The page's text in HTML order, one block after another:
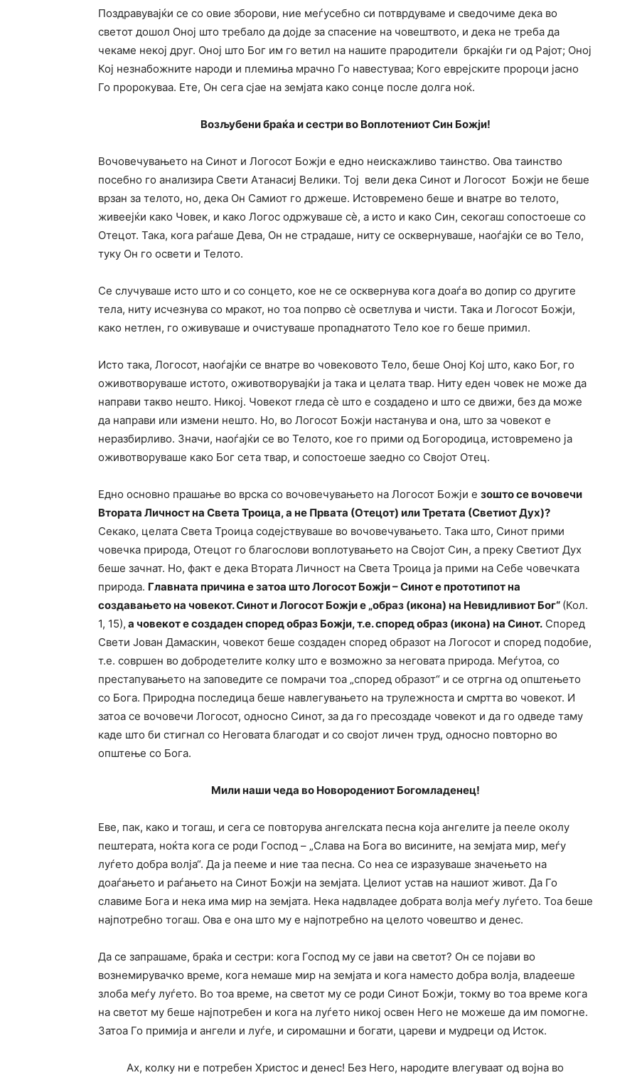
Поздравувајќи се со овие зборови, ние меѓусебно си потврдуваме и сведочиме дека во
светот дошол Оној што требало да дојде за спасение на човештвото, и дека не треба да
чекаме некој друг. Оној што Бог им го ветил на нашите прародители бркајќи ги од Рајот; Оној
Кој незнабожните народи и племиња мрачно Го навестуваа; Кого еврејските пророци јасно
Го пророкуваа. Ете, Он сега сјае на земјата како сонце после долга ноќ.
Возљубени браќа и сестри во Воплотениот Син Божји!
Вочовечувањето на Синот и Логосот Божји е едно неискажливо таинство. Ова таинство
посебно го анализира Свети Атанасиј Велики. Тој вели дека Синот и Логосот Божји не беше
врзан за телото, но, дека Он Самиот го држеше. Истовремено беше и внатре во телото,
живеејќи како Човек, и како Логос одржуваше сè, а исто и како Син, секогаш сопостоеше со
Отецот. Така, кога раѓаше Дева, Он не страдаше, ниту се осквернуваше, наоѓајќи се во Тело,
туку Он го освети и Телото.
Се случуваше исто што и со сонцето, кое не се осквернува кога доаѓа во допир со другите
тела, ниту исчезнува со мракот, но тоа попрво сè осветлува и чисти. Така и Логосот Божји,
како нетлен, го оживуваше и очистуваше пропаднатото Тело кое го беше примил.
Исто така, Логосот, наоѓајќи се внатре во човековото Тело, беше Оној Кој што, како Бог, го
оживотворуваше истото, оживотворувајќи ја така и целата твар. Ниту еден човек не може да
направи такво нешто. Никој. Човекот гледа сè што е создадено и што се движи, без да може
да направи или измени нешто. Но, во Логосот Божји настанува и она, што за човекот е
неразбирливо. Значи, наоѓајќи се во Телото, кое го прими од Богородица, истовремено ја
оживотворуваше како Бог сета твар, и сопостоеше заедно со Својот Отец.
Едно основно прашање во врска со вочовечувањето на Логосот Божји е зошто се вочовечи
Втората Личност на Света Троица, а не Првата (Отецот) или Третата (Светиот Дух)?
Секако, целата Света Троица содејствуваше во вочовечувањето. Така што, Синот прими
човечка природа, Отецот го благослови воплотувањето на Својот Син, а преку Светиот Дух
беше зачнат. Но, факт е дека Втората Личност на Света Троица ја прими на Себе човечката
природа. Главната причина е затоа што Логосот Божји – Синот е прототипот на
создавањето на човекот. Синот и Логосот Божји е „образ (икона) на Невидливиот Бог“ (Кол.
1, 15), а човекот е создаден според образ Божји, т.е. според образ (икона) на Синот. Според
Свети Јован Дамаскин, човекот беше создаден според образот на Логосот и според подобие,
т.е. совршен во добродетелите колку што е возможно за неговата природа. Меѓутоа, со
престапувањето на заповедите се помрачи тоа „според образот“ и се отргна од општењето
со Бога. Природна последица беше навлегувањето на трулежноста и смртта во човекот. И
затоа се вочовечи Логосот, односно Синот, за да го пресоздаде човекот и да го одведе таму
каде што би стигнал со Неговата благодат и со својот личен труд, односно повторно во
општење со Бога.
Мили наши чеда во Новородениот Богомладенец!
Еве, пак, како и тогаш, и сега се повторува ангелската песна која ангелите ја пееле околу
пештерата, ноќта кога се роди Господ – „Слава на Бога во висините, на земјата мир, меѓу
луѓето добра волја“. Да ја пееме и ние таа песна. Со неа се изразуваше значењето на
доаѓањето и раѓањето на Синот Божји на земјата. Целиот устав на нашиот живот. Да Го
славиме Бога и нека има мир на земјата. Нека надвладее добрата волја меѓу луѓето. Тоа беше
најпотребно тогаш. Ова е она што му е најпотребно на целото човештво и денес.
Да се запрашаме, браќа и сестри: кога Господ му се јави на светот? Он се појави во
вознемирувачко време, кога немаше мир на земјата и кога наместо добра волја, владееше
злоба меѓу луѓето. Во тоа време, на светот му се роди Синот Божји, токму во тоа време кога
на светот му беше најпотребен и кога на луѓето никој освен Него не можеше да им помогне.
Затоа Го примија и ангели и луѓе, и сиромашни и богати, цареви и мудреци од Исток.
Ах, колку ни е потребен Христос и денес! Без Него, народите влегуваат од војна во